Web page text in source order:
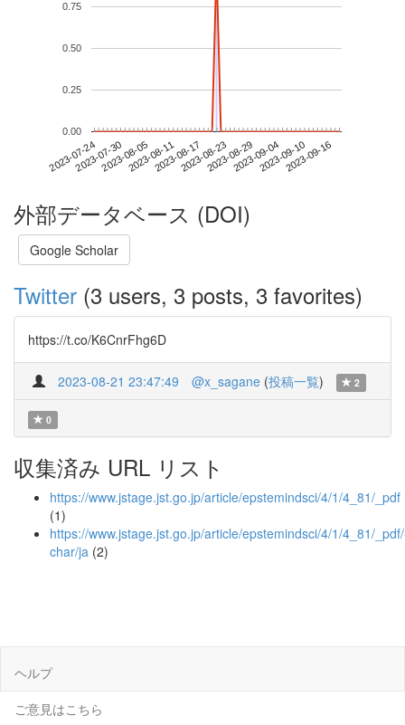
2023-07-242023-07-302023-08-052023-08-112023-08-172023-08-232023-08-292023-09-042023-09-102023-09-16
0.00
0.25
0.50
0.75
外部データベース (DOI)
Google Scholar
Twitter (3 users, 3 posts, 3 favorites)
https://t.co/K6CnrFhg6D
2023-08-21 23:47:49 @x_sagane (投稿一覧) 2
0
収集済み URL リスト
https://www.jstage.jst.go.jp/article/epstemindsci/4/1/4_81/_pdf
(1)
https://www.jstage.jst.go.jp/article/epstemindsci/4/1/4_81/
char/ja (2)
ヘルプ
ご意見はこちら